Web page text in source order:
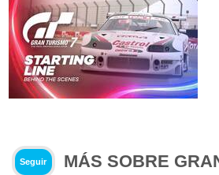
Seguir MÁS SOBRE